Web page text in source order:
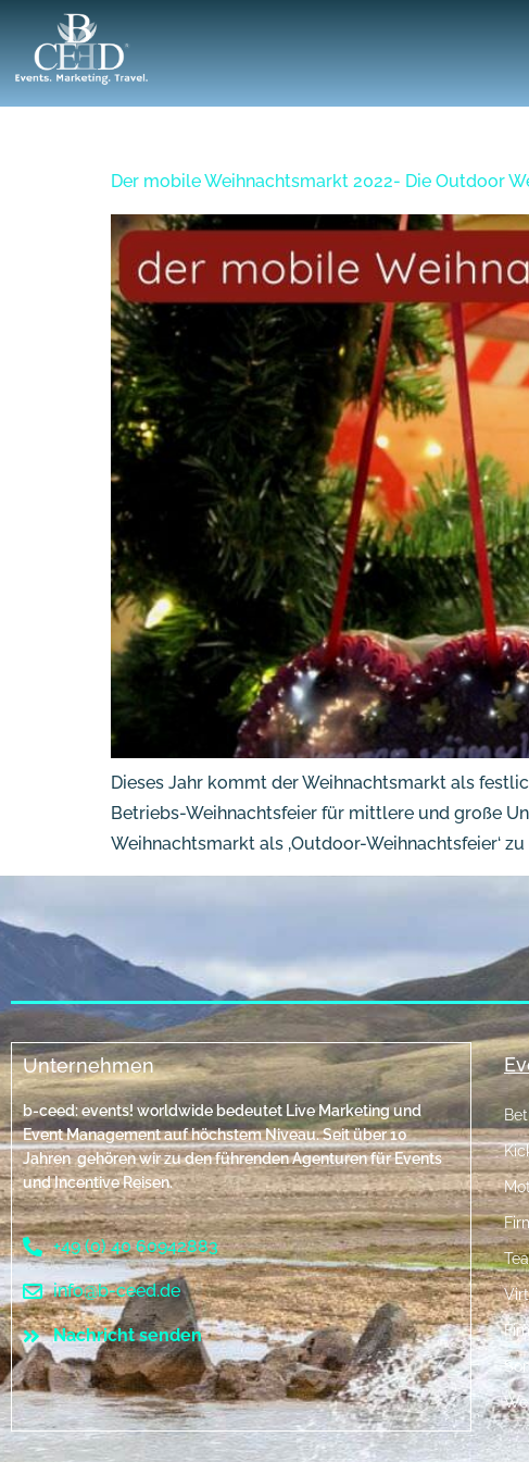
Tag:3. Juni 2022
Der mobile Weihnachtsmarkt 2022- Die Outdoor
Dieses Jahr kommt der Weihnachtsmarkt als
Betriebs-Weihnachtsfeier für mittlere und große
Weihnachtsmarkt als ‚Outdoor-Weihnachtsfeier‘
Unternehmen
b-ceed: events! worldwide bedeutet Live Marketing und
Event Management auf höchstem Niveau. Seit über 10
Jahren gehören wir zu den führenden Agenturen für Events
und Incentive Reisen.
+49 (0) 40 60942883
info@b-ceed.de
Nachricht senden